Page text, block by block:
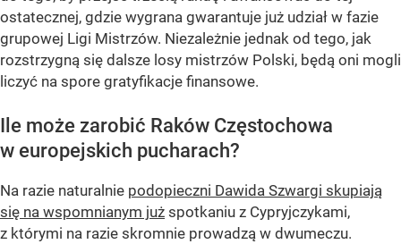
ostatecznej, gdzie wygrana gwarantuje już udział w fazie
grupowej Ligi Mistrzów. Niezależnie jednak od tego, jak
rozstrzygną się dalsze losy mistrzów Polski, będą oni mogli
liczyć na spore gratyfikacje finansowe.
Ile może zarobić Raków Częstochowa
w europejskich pucharach?
Na razie naturalnie podopieczni Dawida Szwargi skupiają
się na wspomnianym już spotkaniu z Cypryjczykami,
z którymi na razie skromnie prowadzą w dwumeczu.